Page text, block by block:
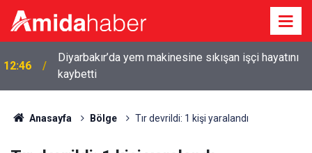
12:46
Diyarbakır’da yem makinesine sıkışan işçi hayatını
kaybetti
Anasayfa Bölge Tır devrildi: 1 kişi yaralandı